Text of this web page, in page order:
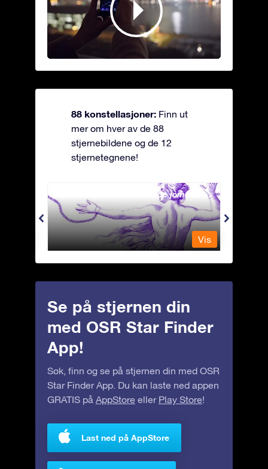
88 konstellasjoner: Finn ut
mer om hver av de 88
stjernebildene og de 12
stjernetegnene!
Andromeda - Den lenkede jomfrua
Vis
Se på stjernen din
med OSR Star Finder
App!
Søk, finn og se på stjernen din med OSR
Star Finder App. Du kan laste ned appen
GRATIS på AppStore eller Play Store!
Last ned på AppStore